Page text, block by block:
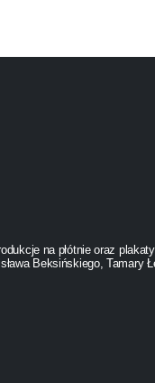
na płótnie oraz plakaty
Beksińskiego, Tamary